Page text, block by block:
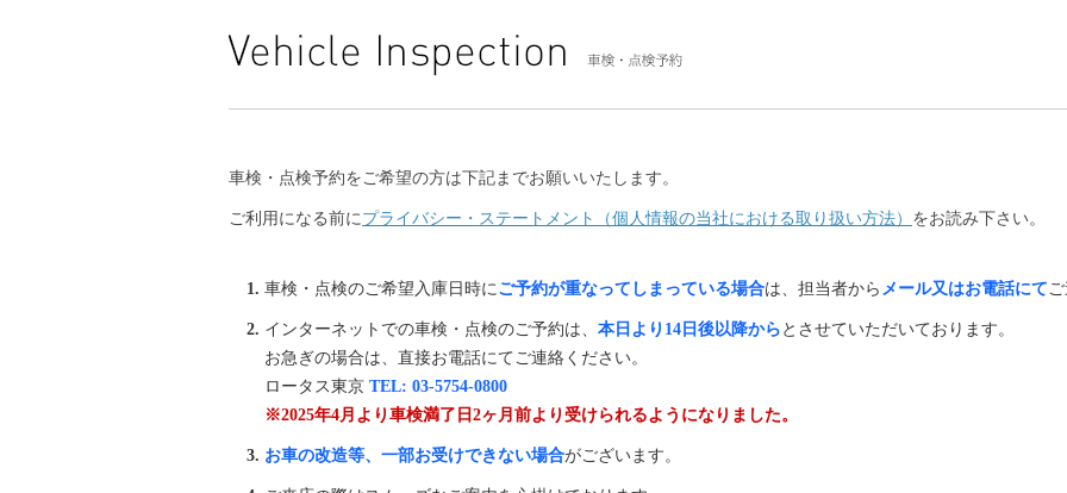
車検・点検予約をご希望の方は下記までお願いいたします。
ご利用になる前にプライバシー・ステートメント（個人情報の当社における取り扱い方法） をお読み下さい。
車検・点検のご希望入庫日時にご予約が重なってしまっている場合は、担当者から メール又はお電話にて
インターネットでの車検・点検のご予約は、 本日より14日後以降からとさせていただいております。
お急ぎの場合は、直接お電話にてご連絡ください。
ロータス東京 TEL: 03-5754-0800
※2025年4月より車検満了日2ヶ月前より受けられるようになりました。
お車の改造等、一部お受けできない場合がございます。